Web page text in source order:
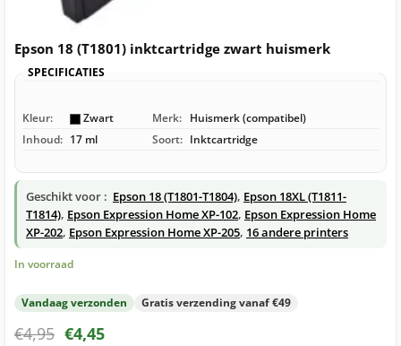
Epson 18 (T1801) inktcartridge zwart huismerk
SPECIFICATIES
Kleur: Zwart Merk: Huismerk (compatibel)
Inhoud: 17 ml Soort: Inktcartridge
Geschikt voor : Epson 18 (T1801-T1804), Epson 18XL (T1811-
T1814), Epson Expression Home XP-102, Epson Expression Home
XP-202, Epson Expression Home XP-205, 16 andere printers
In voorraad
Vandaag verzonden Gratis verzending vanaf €49
€4,95 €4,45